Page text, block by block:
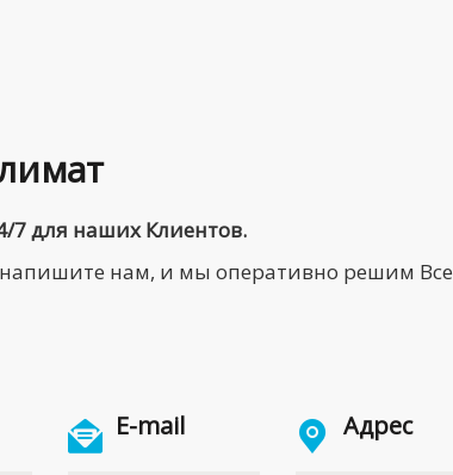
7 для наших Клиентов.
нам, и мы оперативно решим Все
E-mail Адрес